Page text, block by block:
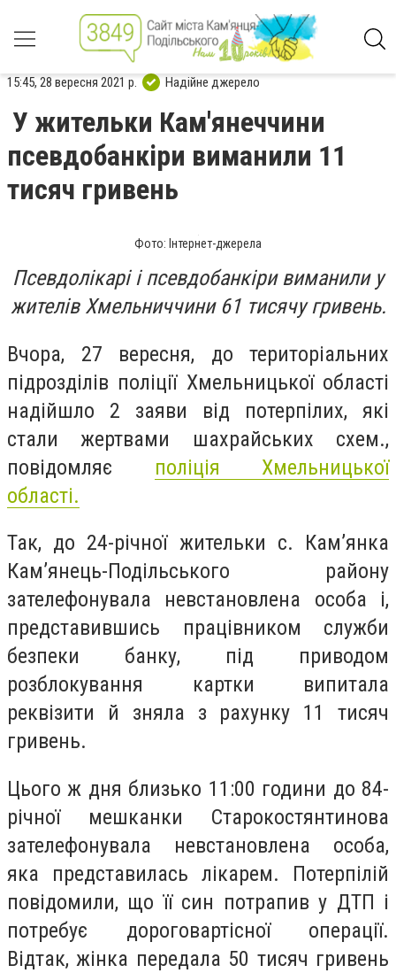
15:45, 28 вересня 2021 р. Надійне джерело
У жительки Кам'янеччини
псевдобанкіри виманили 11
тисяч гривень
Фото: Інтернет-джерела
Псевдолікарі і псевдобанкіри виманили у
жителів Хмельниччини 61 тисячу гривень.
Вчора, 27 вересня, до територіальних
підрозділів поліції Хмельницької області
надійшло 2 заяви від потерпілих, які
стали жертвами шахрайських схем.,
повідомляє поліція Хмельницької
області.
Так, до 24-річної жительки с. Кам’янка
Кам’янець-Подільського району
зателефонувала невстановлена особа і,
представившись працівником служби
безпеки банку, під приводом
розблокування картки випитала
реквізити й зняла з рахунку 11 тисяч
гривень.
Цього ж дня близько 11:00 години до 84-
річної мешканки Старокостянтинова
зателефонувала невстановлена особа,
яка представилась лікарем. Потерпілій
повідомили, що її син потрапив у ДТП і
потребує дороговартісної операції.
Відтак, жінка передала 50 тисяч гривень